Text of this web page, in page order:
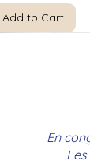
Add to Cart
En